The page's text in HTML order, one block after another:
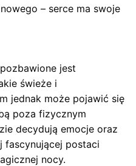
– serce ma swoje
jest
świeże i
jednak może pojawić się
poza fizycznym
decydują emocje oraz
fascynującej postaci
nocy.